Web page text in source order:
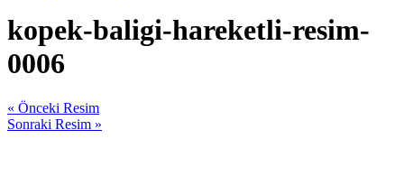
kopek-baligi-hareketli-resim-
0006
« Önceki Resim
Sonraki Resim »